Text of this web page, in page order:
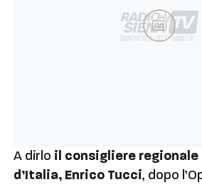
Ad
A dirlo il consigliere regionale
d’Italia, Enrico Tucci, dopo